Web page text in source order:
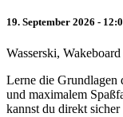
19. September 2026 -
Wasserski,
Lerne die
und maximalem
kannst du direkt